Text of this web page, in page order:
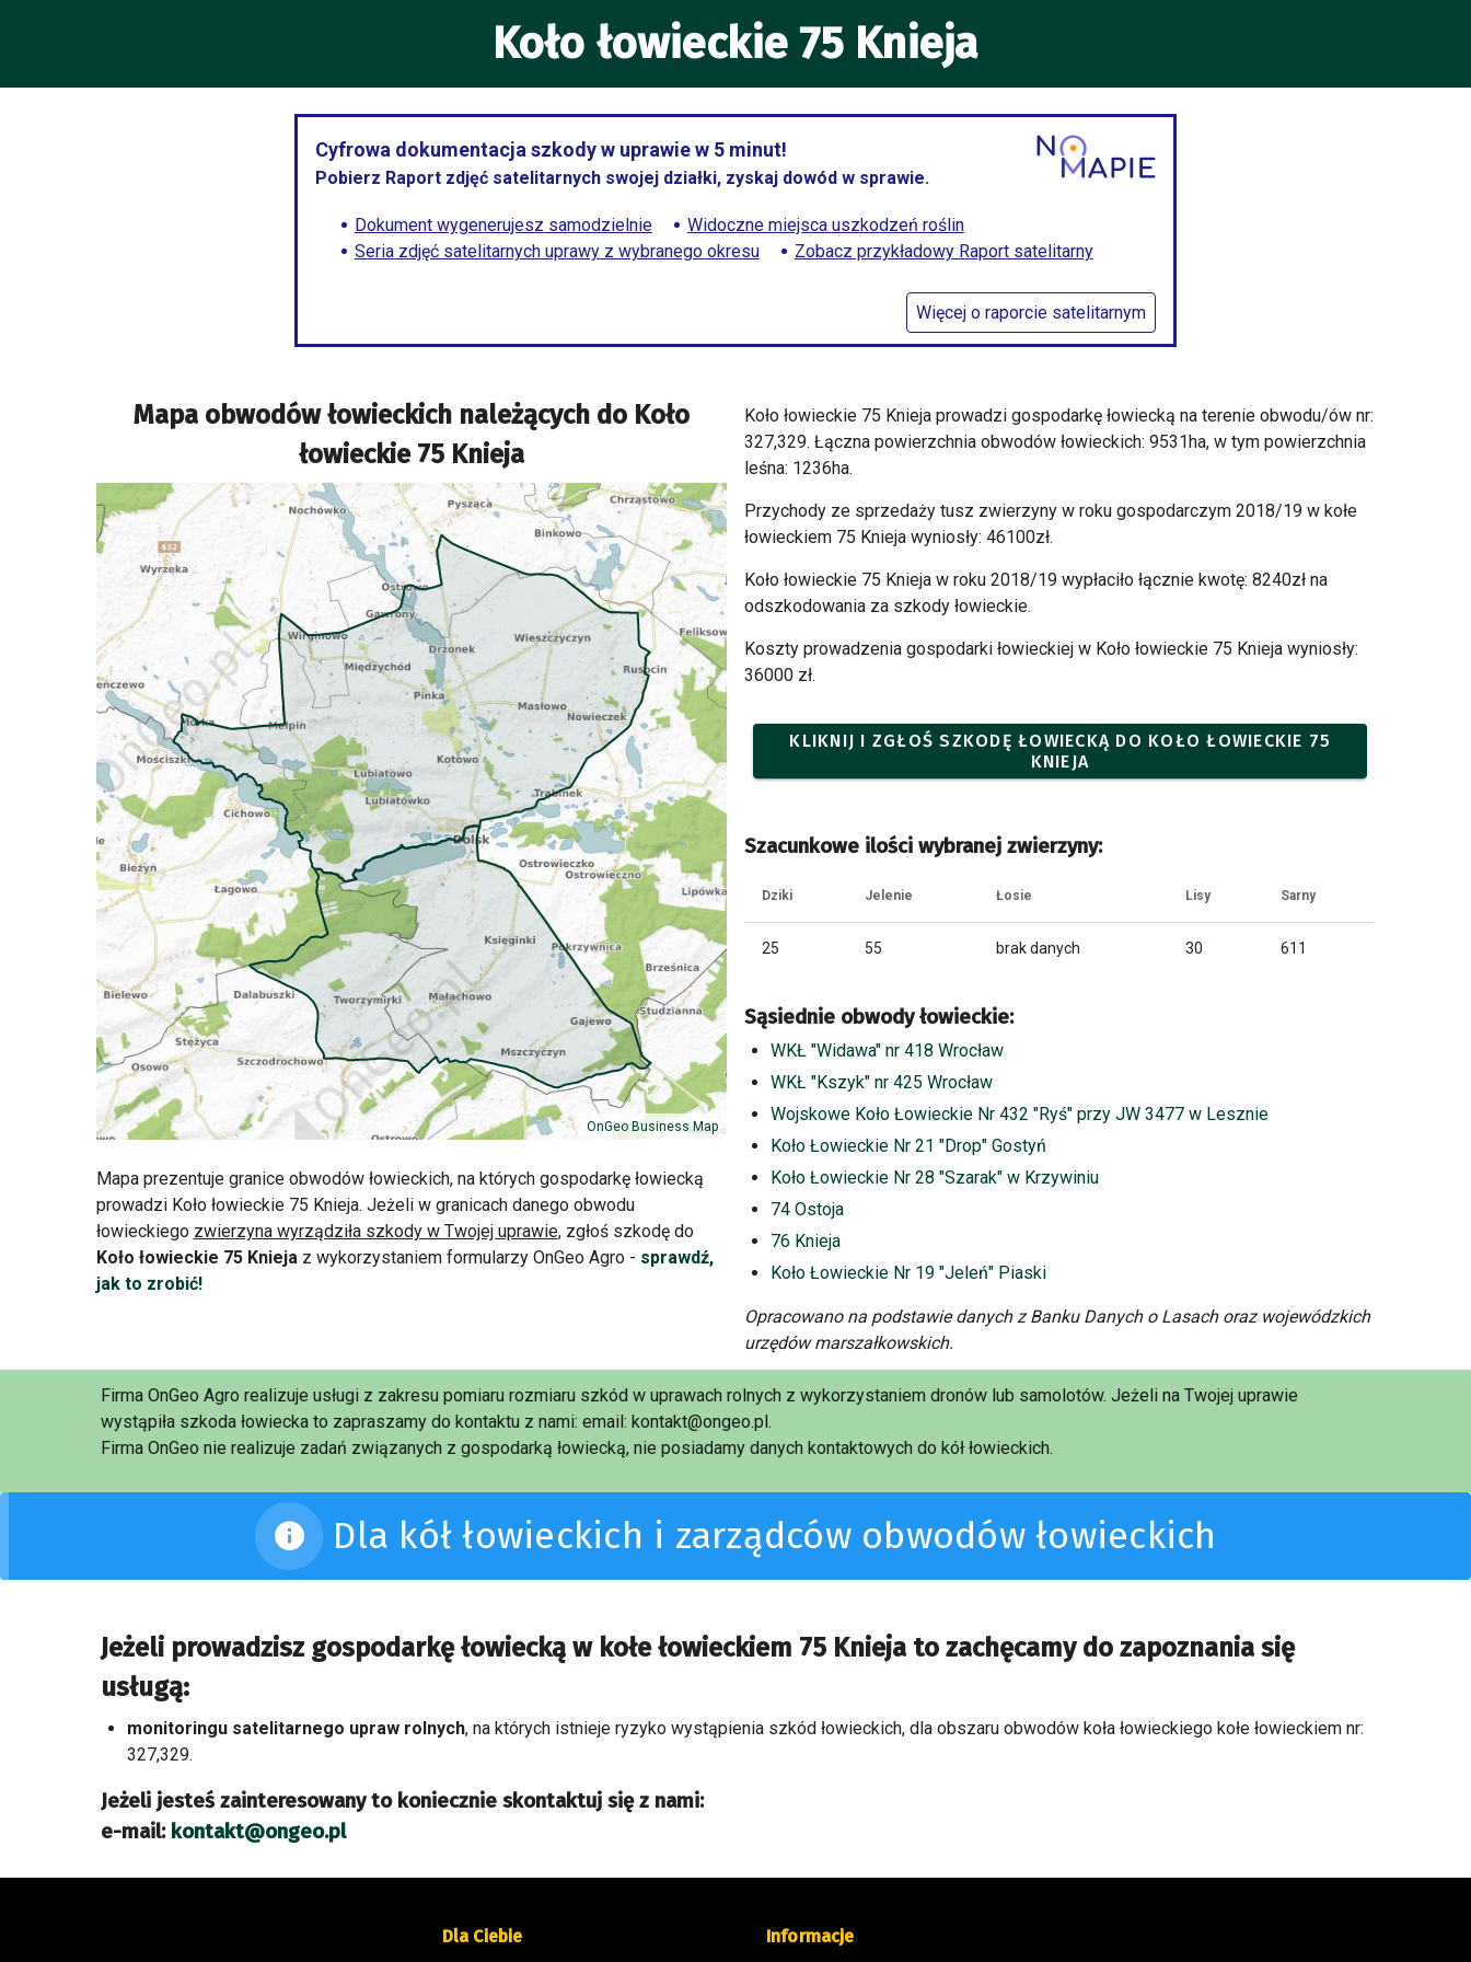
Koło łowieckie 75 Knieja
Cyfrowa dokumentacja szkody w uprawie w 5 minut!
Pobierz Raport zdjęć satelitarnych swojej działki, zyskaj dowód w sprawie.
Dokument wygenerujesz samodzielnie
Widoczne miejsca uszkodzeń roślin
Seria zdjęć satelitarnych uprawy z wybranego okresu
Zobacz przykładowy Raport satelitarny
Więcej o raporcie satelitarnym
Mapa obwodów łowieckich należących do Koło
łowieckie 75 Knieja
OnGeo Business Map
Mapa prezentuje granice obwodów łowieckich, na których gospodarkę łowiecką
prowadzi Koło łowieckie 75 Knieja. Jeżeli w granicach danego obwodu
łowieckiego zwierzyna wyrządziła szkody w Twojej uprawie, zgłoś szkodę do
Koło łowieckie 75 Kniejaz wykorzystaniem formularzy OnGeo Agro - sprawdź,
jak to zrobić!
Koło łowieckie 75 Knieja prowadzi gospodarkę łowiecką na terenie obwodu/ów nr:
327,329. Łączna powierzchnia obwodów łowieckich: 9531ha, w tym powierzchnia
leśna: 1236ha.
Przychody ze sprzedaży tusz zwierzyny w roku gospodarczym 2018/19 w kołe
łowieckiem 75 Knieja wyniosły: 46100zł.
Koło łowieckie 75 Knieja w roku 2018/19 wypłaciło łącznie kwotę: 8240zł na
odszkodowania za szkody łowieckie.
Koszty prowadzenia gospodarki łowieckiej w Koło łowieckie 75 Knieja wyniosły:
36000 zł.
KLIKNIJ I ZGŁOŚ SZKODĘ ŁOWIECKĄ DO KOŁO ŁOWIECKIE 75
KNIEJA
Szacunkowe ilości wybranej zwierzyny:
Dziki Jelenie Łosie Lisy Sarny
25 55 brak danych 30 611
Sąsiednie obwody łowieckie:
WKŁ "Widawa" nr 418 Wrocław
WKŁ "Kszyk" nr 425 Wrocław
Wojskowe Koło Łowieckie Nr 432 "Ryś" przy JW 3477 w Lesznie
Koło Łowieckie Nr 21 "Drop" Gostyń
Koło Łowieckie Nr 28 "Szarak" w Krzywiniu
74 Ostoja
76 Knieja
Koło Łowieckie Nr 19 "Jeleń" Piaski
Opracowano na podstawie danych z Banku Danych o Lasach oraz wojewódzkich
urzędów marszałkowskich.
Firma OnGeo Agro realizuje usługi z zakresu pomiaru rozmiaru szkód w uprawach rolnych z wykorzystaniem dronów lub samolotów. Jeżeli na Twojej uprawie
wystąpiła szkoda łowiecka to zapraszamy do kontaktu z nami: email: kontakt@ongeo.pl.
Firma OnGeo nie realizuje zadań związanych z gospodarką łowiecką, nie posiadamy danych kontaktowych do kół łowieckich.
Dla kół łowieckich i zarządców obwodów łowieckich
Jeżeli prowadzisz gospodarkę łowiecką w kołe łowieckiem 75 Knieja to zachęcamy do zapoznania się
usługą:
monitoringu satelitarnego upraw rolnych, na których istnieje ryzyko wystąpienia szkód łowieckich, dla obszaru obwodów koła łowieckiego kołe łowieckiem nr:
327,329.
Jeżeli jesteś zainteresowany to koniecznie skontaktuj się z nami:
e-mail: kontakt@ongeo.pl
Dla Ciebie Informacje